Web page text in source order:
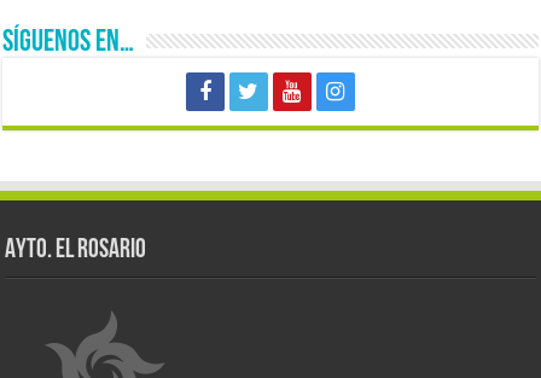
SÍGUENOS EN…
AYTO. EL ROSARIO